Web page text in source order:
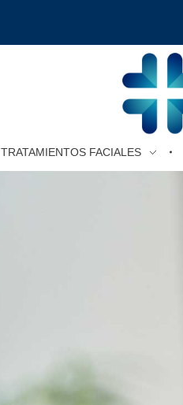
TRATAMIENTOS FACIALES